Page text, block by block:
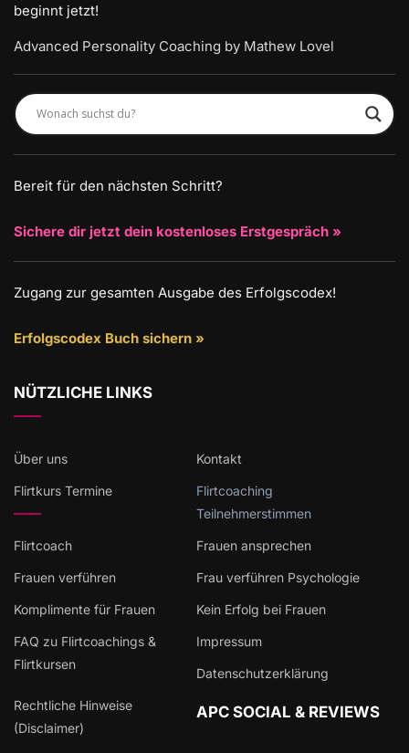
beginnt jetzt!
Advanced Personality Coaching by Mathew Lovel
Bereit für den nächsten Schritt?
Sichere dir jetzt dein kostenloses Erstgespräch »
Zugang zur gesamten Ausgabe des Erfolgscodex!
Erfolgscodex Buch sichern »
NÜTZLICHE LINKS
Über uns Kontakt
Flirtkurs Termine
Flirtcoaching
Teilnehmerstimmen
Flirtcoach Frauen ansprechen
Frauen verführen Frau verführen Psychologie
Komplimente für Frauen Kein Erfolg bei Frauen
FAQ zu Flirtcoachings &
Flirtkursen
Impressum
Datenschutzerklärung
Rechtliche Hinweise
(Disclaimer)
APC SOCIAL & REVIEWS